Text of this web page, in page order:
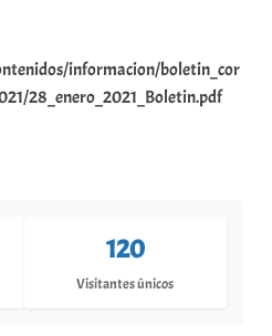
informacion/boletin_cor
28_enero_2021_Boletin.pdf
120
Visitantes únicos